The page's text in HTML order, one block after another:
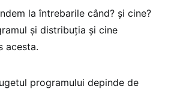
la întrebarile când? și cine?
și distribuția și cine
acesta.
programului depinde de